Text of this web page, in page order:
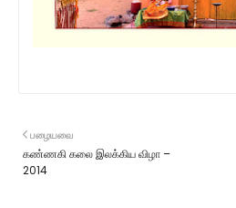
பழையவை
கண்ணகி கலை இலக்கிய விழா –
2014